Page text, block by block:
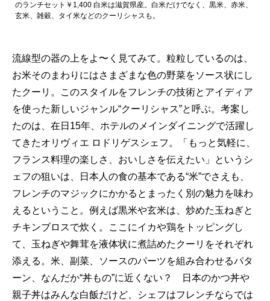
のランチセット￥1,400 白米は滋賀県産。白米だけでなく、黒米、赤米、
玄米、雑穀、タイ米などのクーリシャスも。
流線型の器の上をよ〜く見てみて。粒粒しているのは、
お米そのまわりにはさまざまな色の野菜をソース状にし
たクーリ。このスタイルをフレンチの技術とアイディア
を使った新しいジャンル“クーリシャス”と呼ぶ。考案し
たのは、在日15年、ホテルのメインダイニングで活躍し
てきたオリヴィエ ロドリゲスシェフ。「もっと気軽に、
フランス料理の楽しさ、おいしさを伝えたい」というシ
ェフの狙いは、日本人の食の基本である“米”でさえも、
フレンチのマジックにかかるとまったく別の魅力を味わ
えるということ。例えば黒米や玄米は、炒めた玉ねぎと
チキンブロスで炊く。ここにイカや鶏をトッピングし
て、玉ねぎや舞茸を液体状に煮詰めたクーリをそれぞれ
添える。米、副菜、ソースのパーツを組み合わせるパタ
ーン、なんだか“丼もの”に近くない？ 日本のかつ丼や
親子丼はみんな白飯だけど、シェフはフレンチならでは